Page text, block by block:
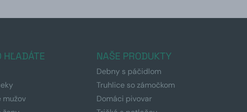
HĽADÁTE
mužov
NAŠE PRODUKTY
Debny s páčidlom
Truhlice so zámočkom
Domáci pivovar